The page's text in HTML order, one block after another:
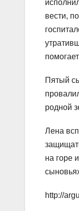
вести,
Пятый
родной
Лена
на горе
http://